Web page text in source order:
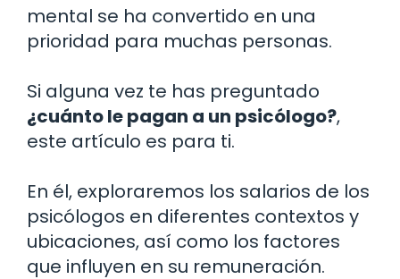
mental se ha convertido en una
prioridad para muchas personas.
Si alguna vez te has preguntado
¿cuánto le pagan a un psicólogo?,
este artículo es para ti.
En él, exploraremos los salarios de los
psicólogos en diferentes contextos y
ubicaciones, así como los factores
que influyen en su remuneración.